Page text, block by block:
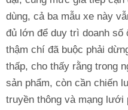
dùng, cả ba mẫu xe này
đủ lớn để duy trì doanh số
thậm chí đã buộc phải
thấp, cho thấy rằng trong
sản phẩm, còn cần chiến
truyền thông và mạng lưới